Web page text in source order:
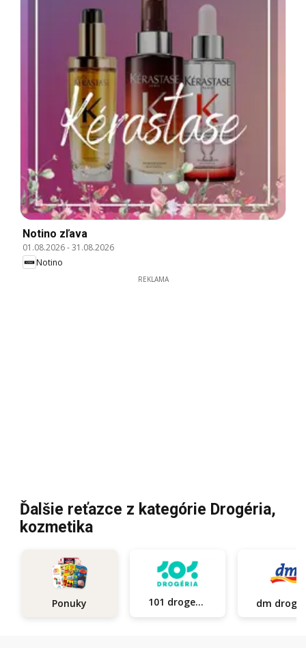
Notino zľava
01.08.2026-31.08.2026
Notino
REKLAMA
Ďalšie reťazce z kategórie Drogéria,
kozmetika
Ponuky 101 drogerie